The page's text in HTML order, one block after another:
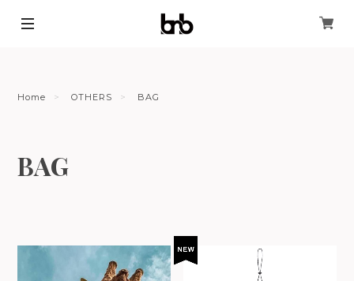
Home OTHERS BAG
BAG